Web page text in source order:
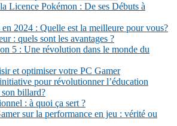
Licence Pokémon : De ses Débuts à
2024 : Quelle est la meilleure pour vous?
: quels sont les avantages ?
5 : Une révolution dans le monde du
et optimiser votre PC Gamer
pour révolutionner l’éducation
billard?
: à quoi ça sert ?
sur la performance en jeu : vérité ou